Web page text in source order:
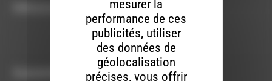
mesurer la
performance de ces
publicités, utiliser
des données de
géolocalisation
précises, vous offrir